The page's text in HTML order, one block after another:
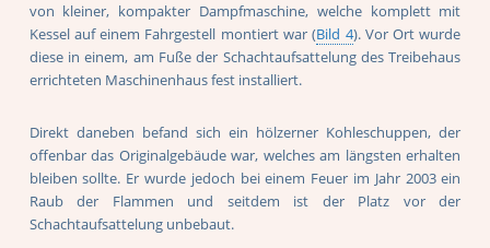
von kleiner, kompakter Dampfmaschine, welche komplett mit
Kessel auf einem Fahrgestell montiert war (Bild 4). Vor Ort wurde
diese in einem, am Fuße der Schachtaufsattelung des Treibehaus
errichteten Maschinenhaus fest installiert.
Direkt daneben befand sich ein hölzerner Kohleschuppen, der
offenbar das Originalgebäude war, welches am längsten erhalten
bleiben sollte. Er wurde jedoch bei einem Feuer im Jahr 2003 ein
Raub der Flammen und seitdem ist der Platz vor der
Schachtaufsattelung unbebaut.